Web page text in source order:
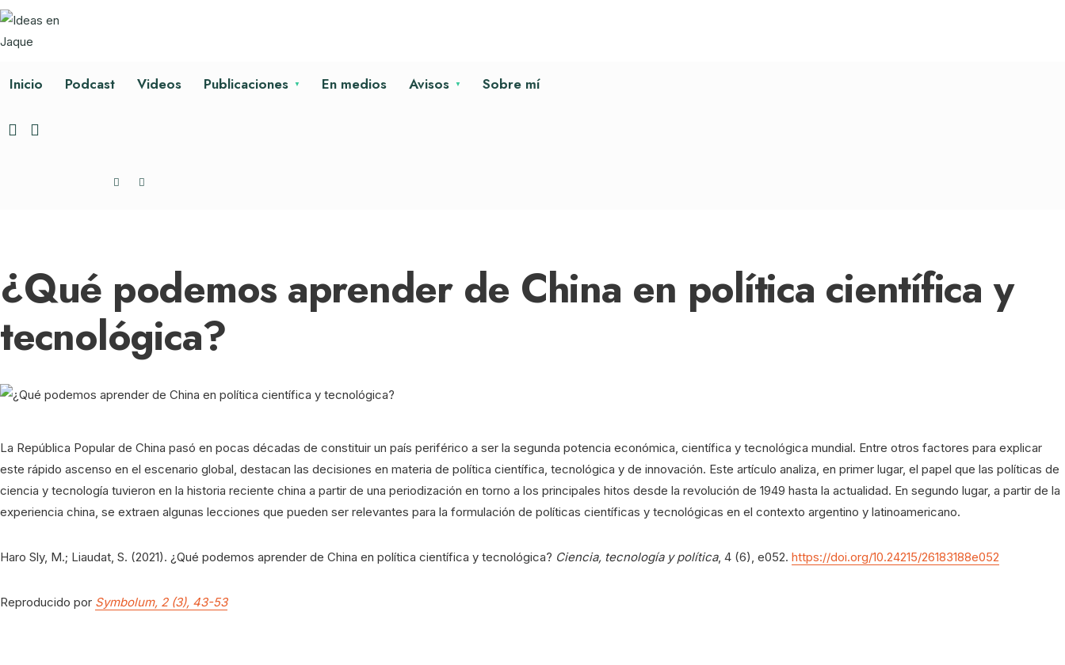
Inicio Podcast Videos Publicaciones En medios Avisos Sobre mí
¿Qué podemos aprender de China en política científica y
tecnológica?
La República Popular de China pasó en pocas décadas de constituir un país periférico a ser la segunda potencia económica, científica y tecnológica mundial. Entre otros factores para explicar
este rápido ascenso en el escenario global, destacan las decisiones en materia de política científica, tecnológica y de innovación. Este artículo analiza, en primer lugar, el papel que las políticas de
ciencia y tecnología tuvieron en la historia reciente china a partir de una periodización en torno a los principales hitos desde la revolución de 1949 hasta la actualidad. En segundo lugar, a partir de la
experiencia china, se extraen algunas lecciones que pueden ser relevantes para la formulación de políticas científicas y tecnológicas en el contexto argentino y latinoamericano.
Haro Sly, M.; Liaudat, S. (2021). ¿Qué podemos aprender de China en política científica y tecnológica? Ciencia, tecnología y política, 4 (6), e052. https://doi.org/10.24215/26183188e052
Reproducido por Symbolum, 2 (3), 43-53